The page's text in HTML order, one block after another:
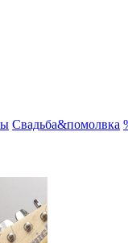
Свадьба&помолвка